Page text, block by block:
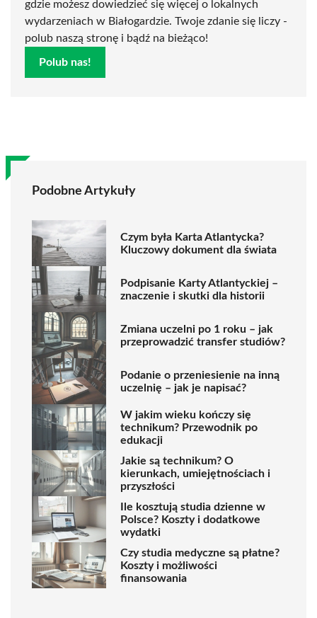
gdzie możesz dowiedzieć się więcej o lokalnych
wydarzeniach w Białogardzie. Twoje zdanie się liczy -
polub naszą stronę i bądź na bieżąco!
Polub nas!
Podobne Artykuły
Czym była Karta Atlantycka?
Kluczowy dokument dla świata
Podpisanie Karty Atlantyckiej –
znaczenie i skutki dla historii
Zmiana uczelni po 1 roku – jak
przeprowadzić transfer studiów?
Podanie o przeniesienie na inną
uczelnię – jak je napisać?
W jakim wieku kończy się
technikum? Przewodnik po
edukacji
Jakie są technikum? O
kierunkach, umiejętnościach i
przyszłości
Ile kosztują studia dzienne w
Polsce? Koszty i dodatkowe
wydatki
Czy studia medyczne są płatne?
Koszty i możliwości
finansowania